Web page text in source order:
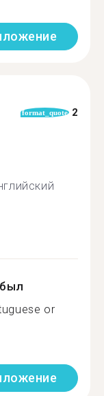
format_quote 2
or